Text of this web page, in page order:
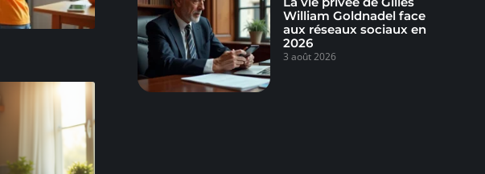
William Goldnadel face
aux réseaux sociaux en
2026
3 août 2026